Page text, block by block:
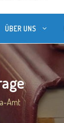
ÜBER UNS
Amt